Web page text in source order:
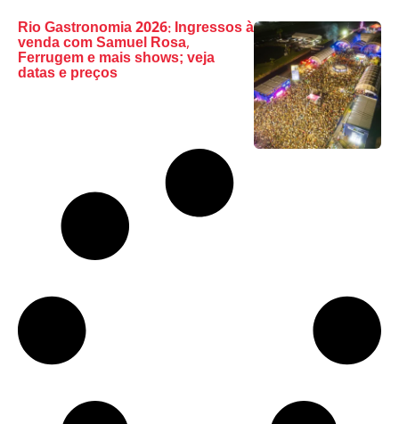
Rio Gastronomia 2026: Ingressos à
venda com Samuel Rosa,
Ferrugem e mais shows; veja
datas e preços